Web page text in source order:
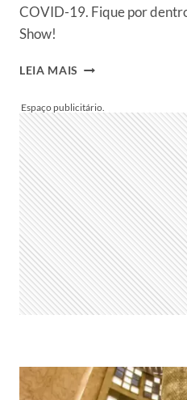
COVID-19. Fique por
Show!
LEIA MAIS THE
SHOW:
TUDO
SOBRE
A
LUXUOSA
MOSTRA
DE
JOIAS,
ARTE
E
ANTIGUIDADES